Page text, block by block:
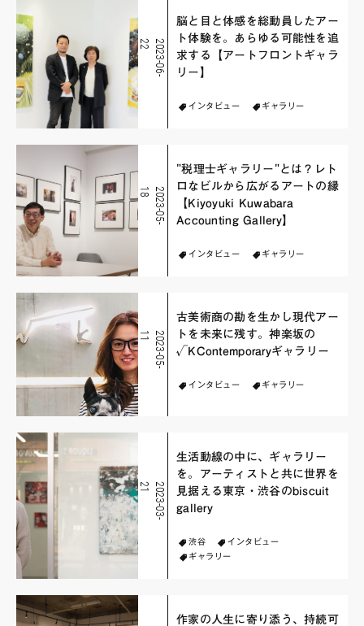
2
0
2
3
-
0
6
-
2
2
脳と目と体感を総動員したアー
ト体験を。あらゆる可能性を追
求する【アートフロントギャラ
リー】
インタビュー ギャラリー
2
0
2
3
-
0
5
-
1
8
"税理士ギャラリー"とは？レト
ロなビルから広がるアートの縁
【Kiyoyuki Kuwabara
Accounting Gallery】
インタビュー ギャラリー
2
0
2
3
-
0
5
-
1
1
古美術商の勘を生かし現代アー
トを未来に残す。神楽坂の
√KContemporaryギャラリー
インタビュー ギャラリー
2
0
2
3
-
0
3
-
2
1
生活動線の中に、ギャラリー
を。アーティストと共に世界を
見据える東京・渋谷のbiscuit
gallery
渋谷
インタビュー
ギャラリー
作家の人生に寄り添う、持続可